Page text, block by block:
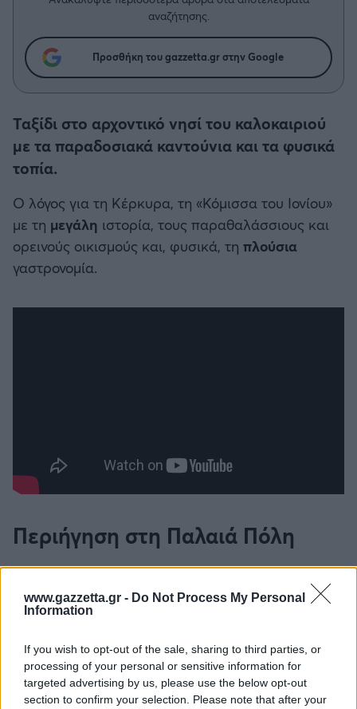
www.gazzetta.gr - Do Not Process My Personal
Information
If you wish to opt-out of the sale, sharing to third parties, or
processing of your personal or sensitive information for
targeted advertising by us, please use the below opt-out
section to confirm your selection. Please note that after your
Δημήτρης Τσορμπατζόγλου
Λεβαδειακός
Βόλος
Ατρόμητος Αθηνών
Ρεάλ Μαδρίτης
Ατλέτικο Μαδρίτης
Λίβερπουλ
Συνεντεύξεις
Μια Ιστορία από την Πόλη
αναζήτησης.
Προσθήκη του gazzetta.gr στην Google
Ταξίδι στο αρχοντικό νησί του καλοκαιριού
με τα παραδοσιακά καντούνια και τα φυσικά
τοπία.
Ο λόγος για τη Κέρκυρα, τη «Κόμισσα του Ιονίου»
με τη μεγάλη ιστορία, τους παραθαλάσσιους και
ορεινούς οικισμούς και, φυσικά, τη πλούσια
γαστρονομία.
Περιήγηση στη Παλαιά Πόλη
Καθώς φτάνεις έξω από τη παλαιά πόλη,
βρίσκεσαι μπροστά στη μεγαλοπρεπή ομορφιά
του ιστορικού κέντρου, όπου η βενετσιάνικη
γαλλικό στοιχείο, μαρτυρώντας την μακρά ιστορία
του νησιού μετά από τις πολλές και διαφορετικές
κατακτήσεις.